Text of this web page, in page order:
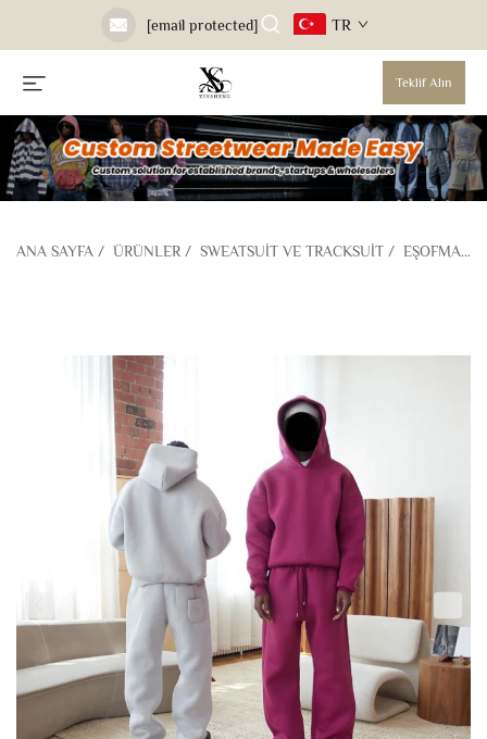
[email protected] TR
Teklif Alın
ANA SAYFA / ÜRÜNLER/ SWEATSUIT VE TRACKSUIT / EŞOFMAN TAKIMLARI